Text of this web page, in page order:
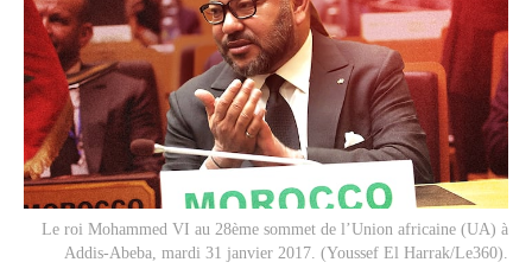
Le roi Mohammed VI au 28ème sommet de l’Union africaine (UA) à
Addis-Abeba, mardi 31 janvier 2017. (Youssef El Harrak/Le360).